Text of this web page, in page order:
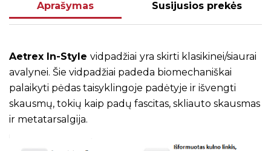
Aprašymas Susijusios prekės
Aetrex In-Style vidpadžiai yra skirti klasikinei/siaurai
avalynei. Šie vidpadžiai padeda biomechaniškai
palaikyti pėdas taisyklingoje padėtyje ir išvengti
skausmų, tokių kaip padų fascitas, skliauto skausmas
ir metatarsalgija.